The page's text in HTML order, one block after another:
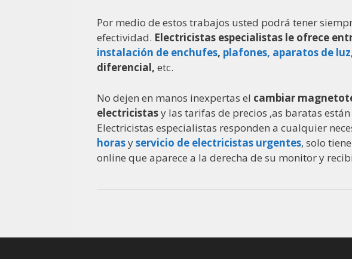
Por medio de estos trabajos usted podrá tener
efectividad. Electricistas especialistas le ofrece
instalación de enchufes, plafones, aparatos de luz
diferencial, etc.
No dejen en manos inexpertas el cambiar
electricistasy las tarifas de precios ,as baratas están
Electricistas especialistas responden a cualquier
horasyservicio de electricistas urgentes, solo
online que aparece a la derecha de su monitor y